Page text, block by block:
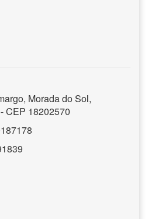
Morada do Sol,
CEP 18202570